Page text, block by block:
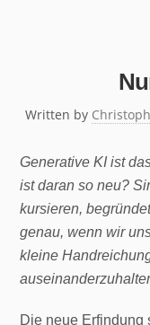
Written by
Generative KI ist
ist daran so neu?
kursieren,
genau, wenn wir
kleine
Die neue Erfindung